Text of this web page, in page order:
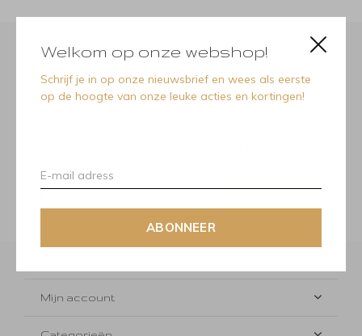
Welkom op onze webshop!
Schrijf je in op onze nieuwsbrief en wees als eerste
op de hoogte van onze leuke acties en kortingen!
ABONNEER
Meld je aan voor onze
Mijn account